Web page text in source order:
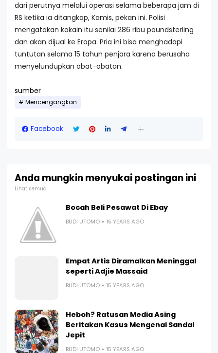
dari perutnya melalui operasi selama beberapa jam di
RS ketika ia ditangkap, Kamis, pekan ini. Polisi
mengatakan kokain itu senilai 286 ribu poundsterling
dan akan dijual ke Eropa. Pria ini bisa menghadapi
tuntutan selama 15 tahun penjara karena berusaha
menyelundupkan obat-obatan.
sumber
Mencengangkan
Facebook
Anda mungkin menyukai postingan ini
Lihat semua
Bocah Beli Pesawat Di Ebay
BUDI UTOMO 15 YEARS AGO
Empat Artis Diramalkan Meninggal
seperti Adjie Massaid
BUDI UTOMO 15 YEARS AGO
Heboh? Ratusan Media Asing
Beritakan Kasus Mengenai Sandal
Jepit
BUDI UTOMO 15 YEARS AGO